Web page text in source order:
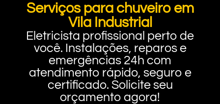
Serviços para chuveiro em
Vila Industrial
Eletricista profissional perto de
você. Instalações, reparos e
emergências 24h com
atendimento rápido, seguro e
certificado. Solicite seu
orçamento agora!